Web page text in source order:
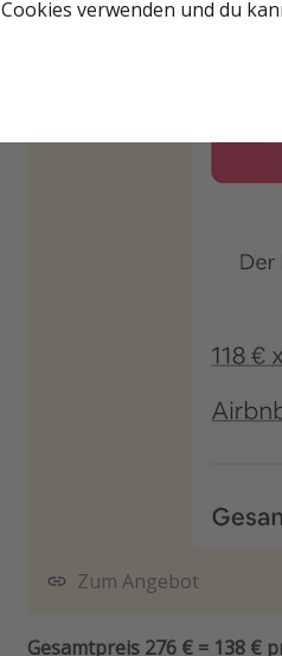
Zum Angebot
Gesamtpreis 276 € = 138 €
Cookies verwenden und du